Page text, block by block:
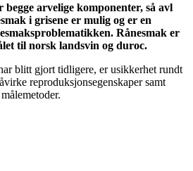
arvelige komponenter, så avl
i grisene er mulig og er en
Rånesmak er
til norsk landsvin og duroc.
blitt gjort tidligere, er usikkerhet rundt
reproduksjonsegenskaper samt